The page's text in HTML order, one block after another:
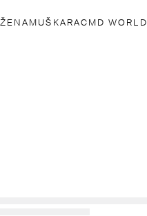
ŽENA MUŠKARAC MD WORLD